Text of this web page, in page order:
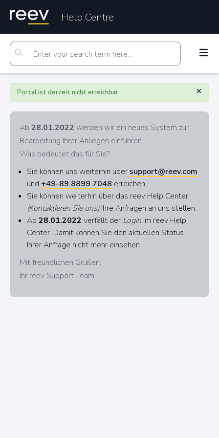
Help Centre
×
Portal ist derzeit nicht erreichbar
Ab 28.01.2022 werden wir ein neues System zur
Bearbeitung Ihrer Anliegen einführen.
Was bedeutet das für Sie?
Sie können uns weiterhin über support@reev.com
und +49-89 8899 7048 erreichen
Sie können weiterhin über das reev Help Center
(Kontaktieren Sie uns)Ihre Anfragen an uns stellen.
Ab 28.01.2022 verfällt der Login im reev Help
Center. Damit können Sie den aktuellen Status
Ihrer Anfrage nicht mehr einsehen
Mit freundlichen Grüßen,
Ihr reev Support Team